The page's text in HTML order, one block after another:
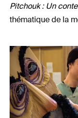
Pitchouk : Un
thématique de la